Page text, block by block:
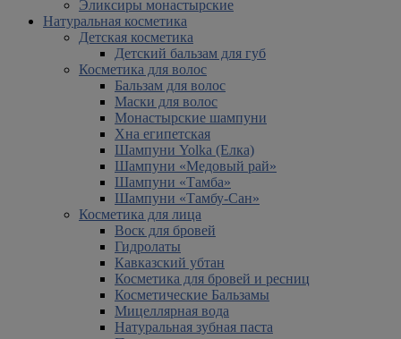
Эликсиры монастырские
Натуральная косметика
Детская косметика
Детский бальзам для губ
Косметика для волос
Бальзам для волос
Маски для волос
Монастырские шампуни
Хна египетская
Шампуни Yolka (Елка)
Шампуни «Медовый рай»
Шампуни «Тамба»
Шампуни «Тамбу-Сан»
Косметика для лица
Воск для бровей
Гидролаты
Кавказский убтан
Косметика для бровей и ресниц
Косметические Бальзамы
Мицеллярная вода
Натуральная зубная паста